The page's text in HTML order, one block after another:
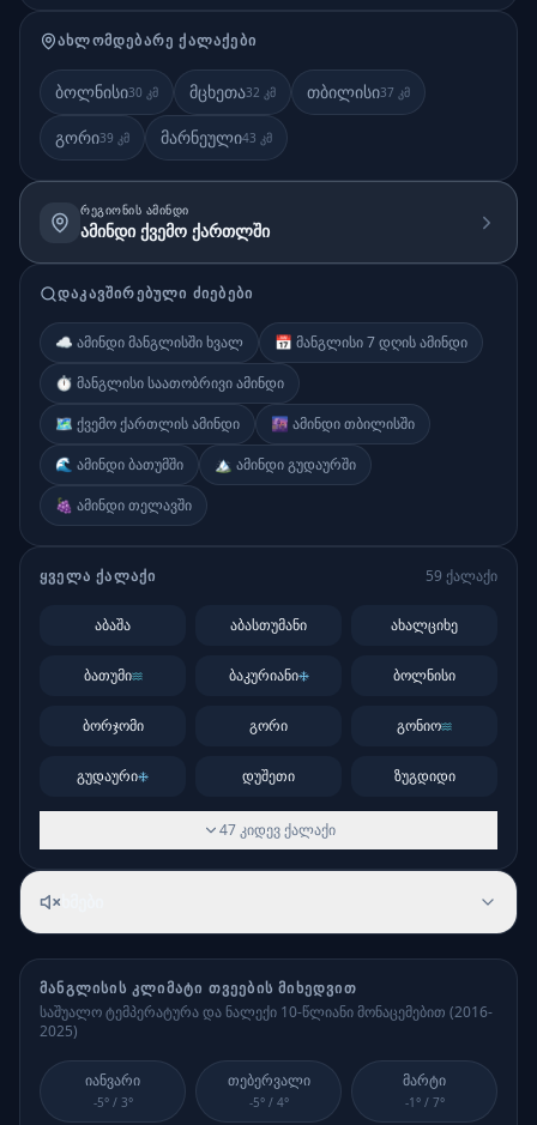
ᲐᲮᲚᲝᲛᲓᲔᲑᲐᲠᲔ ᲥᲐᲚᲐᲥᲔᲑᲘ
ბოლნისი30 კმ მცხეთა32 კმ თბილისი37 კმ
გორი39 კმ მარნეული43 კმ
ᲠᲔᲒᲘᲝᲜᲘᲡ ᲐᲛᲘᲜᲓᲘ
ამინდი ქვემო ქართლში
ᲓᲐᲙᲐᲕᲨᲘᲠᲔᲑᲣᲚᲘ ᲫᲘᲔᲑᲔᲑᲘ
☁️ ამინდი მანგლისში ხვალ
📅 მანგლისი 7 დღის ამინდი
⏱️ მანგლისი საათობრივი ამინდი
🗺️ ქვემო ქართლის ამინდი
🌆 ამინდი თბილისში
🌊 ამინდი ბათუმში
🏔️ ამინდი გუდაურში
🍇 ამინდი თელავში
ᲧᲕᲔᲚᲐ ᲥᲐᲚᲐᲥᲘ 59 ქალაქი
აბაშა აბასთუმანი ახალციხე
ბათუმი ბაკურიანი ბოლნისი
ბორჯომი გორი გონიო
გუდაური დუშეთი ზუგდიდი
47 კიდევ ქალაქი
ᲛᲐᲜᲒᲚᲘᲡᲘᲡ ᲙᲚᲘᲛᲐᲢᲘ ᲗᲕᲔᲔᲑᲘᲡ ᲛᲘᲮᲔᲓᲕᲘᲗ
საშუალო ტემპერატურა და ნალექი 10-წლიანი მონაცემებით (2016-
2025)
იანვარი
-5° / 3°
თებერვალი
-5° / 4°
მარტი
-1° / 7°